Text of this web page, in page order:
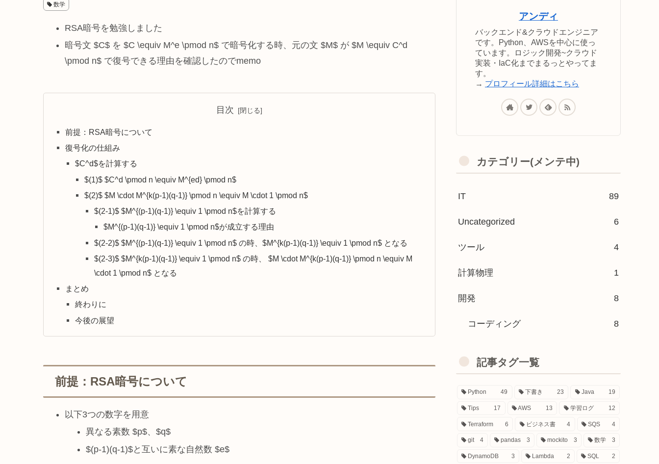
数学
RSA暗号を勉強しました
暗号文 $C$ を $C \equiv M^e \pmod n$ で暗号化する時、元の文 $M$ が $M \equiv C^d
\pmod n$ で復号できる理由を確認したのでmemo
目次
前提：RSA暗号について
復号化の仕組み
$C^d$を計算する
$(1)$ $C^d \pmod n \equiv M^{ed} \pmod n$
$(2)$ $M \cdot M^{k(p-1)(q-1)} \pmod n \equiv M \cdot 1 \pmod n$
$(2-1)$ $M^{(p-1)(q-1)} \equiv 1 \pmod n$を計算する
$M^{(p-1)(q-1)} \equiv 1 \pmod n$が成立する理由
$(2-2)$ $M^{(p-1)(q-1)} \equiv 1 \pmod n$ の時、$M^{k(p-1)(q-1)} \equiv 1 \pmod n$ となる
$(2-3)$ $M^{k(p-1)(q-1)} \equiv 1 \pmod n$ の時、 $M \cdot M^{k(p-1)(q-1)} \pmod n \equiv M
\cdot 1 \pmod n$ となる
まとめ
終わりに
今後の展望
前提：RSA暗号について
以下3つの数字を用意
異なる素数 $p$、$q$
$(p-1)(q-1)$と互いに素な自然数 $e$
アンディ
バックエンド&クラウドエンジニア
です。Python、AWSを中心に使っ
ています。ロジック開発~クラウド
実装・IaC化までまるっとやってま
す。
→ プロフィール詳細はこちら
カテゴリー(メンテ中)
IT 89
Uncategorized 6
ツール 4
計算物理 1
開発 8
コーディング 8
記事タグ一覧
Python 49 下書き 23 Java 19
Tips 17 AWS 13 学習ログ 12
Terraform 6 ビジネス書 4 SQS 4
git 4 pandas 3 mockito 3 数学 3
DynamoDB 3 Lambda 2 SQL 2